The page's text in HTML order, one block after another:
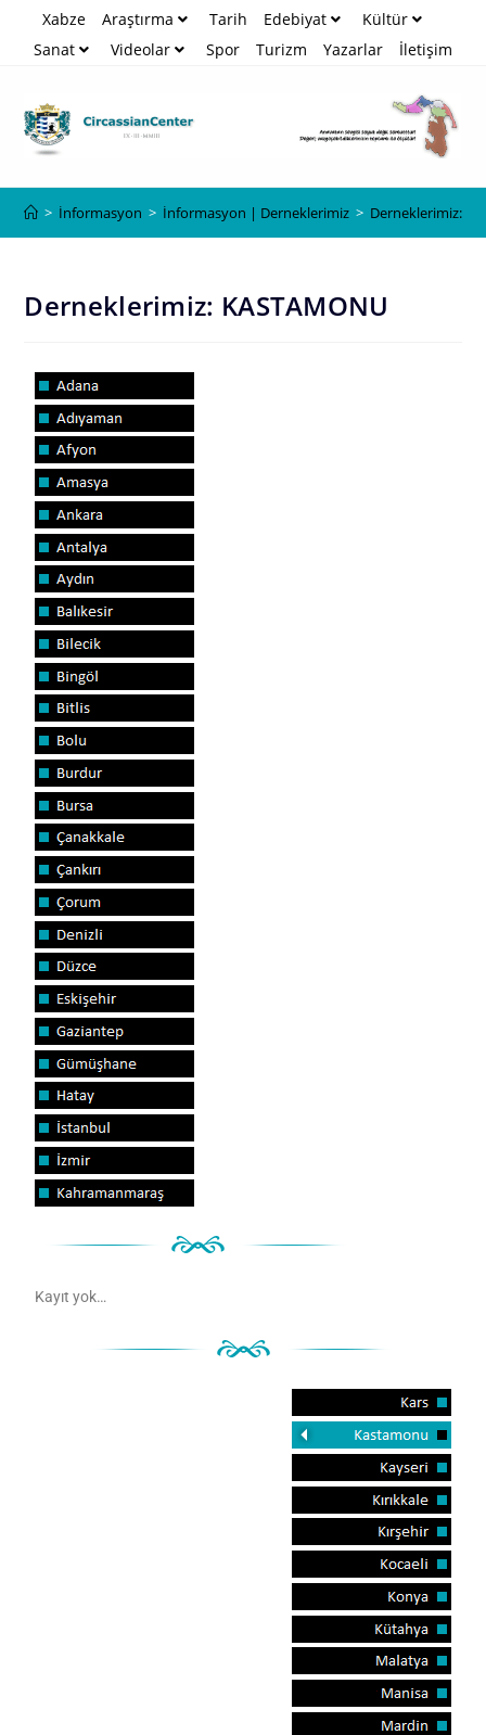
Xabze Araştırma Tarih Edebiyat
Kültür
Sanat
Videolar Spor Turizm Yazarlar İletişim
> İnformasyon > İnformasyon | Derneklerimiz > Derneklerimiz:
Derneklerimiz: KASTAMONU
Kayıt yok…